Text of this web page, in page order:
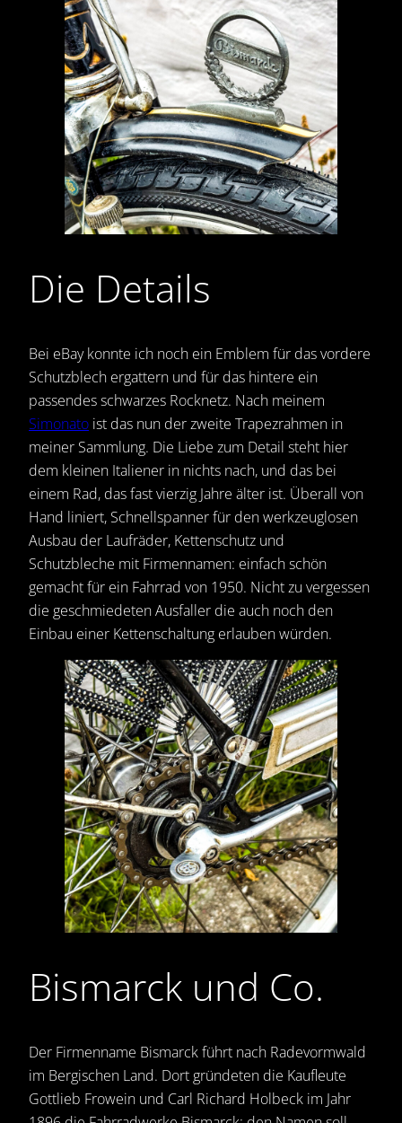
Die Details
Bei eBay konnte ich noch ein Emblem für das vordere
Schutzblech ergattern und für das hintere ein
passendes schwarzes Rocknetz. Nach meinem
Simonato ist das nun der zweite Trapezrahmen in
meiner Sammlung. Die Liebe zum Detail steht hier
dem kleinen Italiener in nichts nach, und das bei
einem Rad, das fast vierzig Jahre älter ist. Überall von
Hand liniert, Schnellspanner für den werkzeuglosen
Ausbau der Laufräder, Kettenschutz und
Schutzbleche mit Firmennamen: einfach schön
gemacht für ein Fahrrad von 1950. Nicht zu vergessen
die geschmiedeten Ausfaller die auch noch den
Einbau einer Kettenschaltung erlauben würden.
Bismarck und Co.
Der Firmenname Bismarck führt nach Radevormwald
im Bergischen Land. Dort gründeten die Kaufleute
Gottlieb Frowein und Carl Richard Holbeck im Jahr